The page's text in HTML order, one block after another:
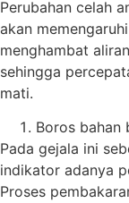
Perubahan celah
akan
menghambat
sehingga
mati.
Boros bahan
Pada gejala ini
indikator adanya
Proses